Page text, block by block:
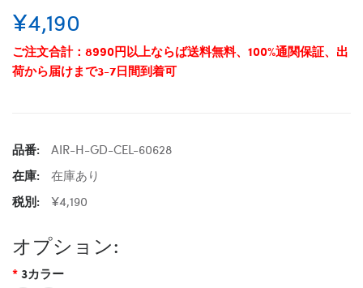
¥4,190
ご注文合計：8990円以上ならば送料無料、100%通関保証、出
荷から届けまで3-7日間到着可
品番:
AIR-H-GD-CEL-60628
在庫:
在庫あり
税別:
¥4,190
オプション:
3カラー